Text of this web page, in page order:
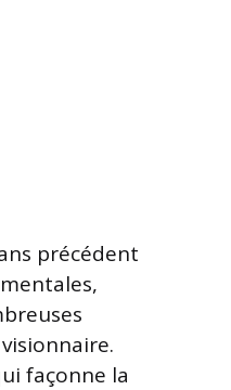
précédent
façonne la